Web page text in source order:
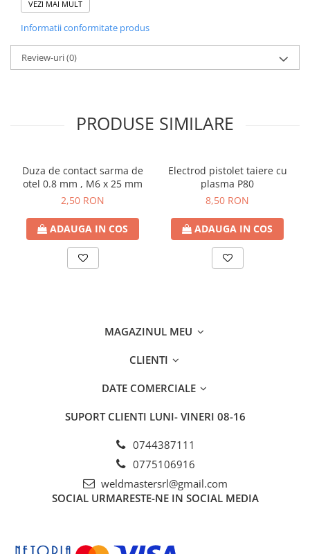
acestuia pe suprafața duzelor și difuzorului de la pistolet
al echipamentului.
VEZI MAI MULT
Informatii conformitate produs
Review-uri(0)
PRODUSE SIMILARE
Duza de contact sarma de
otel 0.8 mm , M6 x 25 mm
2,50 RON
ADAUGA IN COS
Electrod pistolet taiere cu
plasma P80
8,50 RON
ADAUGA IN COS
MAGAZINUL MEU
CLIENTI
DATE COMERCIALE
SUPORT CLIENTI LUNI- VINERI 08-16
0744387111
0775106916
weldmastersrl@gmail.com
SOCIAL URMARESTE-NE IN SOCIAL MEDIA